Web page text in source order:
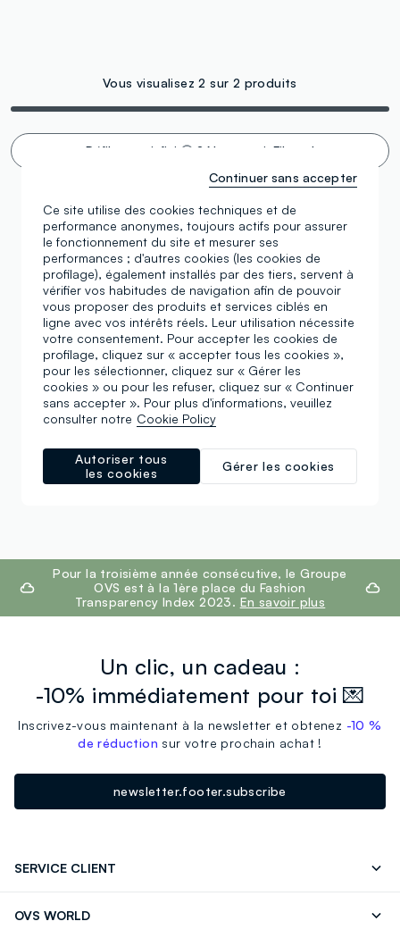
Vous visualisez 2 sur 2 produits
Défilement infini 🙄 ? Non merci. Filtrez !
footer.ariatitlePour la troisième année consécutive, le Groupe
OVS est à la 1ère place du Fashion
Transparency Index 2023. En savoir plus
Un clic, un cadeau :
-10% immédiatement pour toi 💌
Inscrivez-vous maintenant à la newsletter et obtenez -10 %
de réduction sur votre prochain achat !
newsletter.footer.subscribe
SERVICE CLIENT
OVS WORLD
Ce site utilise des cookies techniques et de
performance anonymes, toujours actifs pour assurer
le fonctionnement du site et mesurer ses
performances ; d'autres cookies (les cookies de
profilage), également installés par des tiers, servent à
vérifier vos habitudes de navigation afin de pouvoir
vous proposer des produits et services ciblés en
ligne avec vos intérêts réels. Leur utilisation nécessite
votre consentement. Pour accepter les cookies de
profilage, cliquez sur « accepter tous les cookies »,
pour les sélectionner, cliquez sur « Gérer les
cookies » ou pour les refuser, cliquez sur « Continuer
sans accepter ». Pour plus d'informations, veuillez
consulter notre Cookie Policy
Gérer les cookies
Autoriser tous
les cookies
Continuer sans accepter